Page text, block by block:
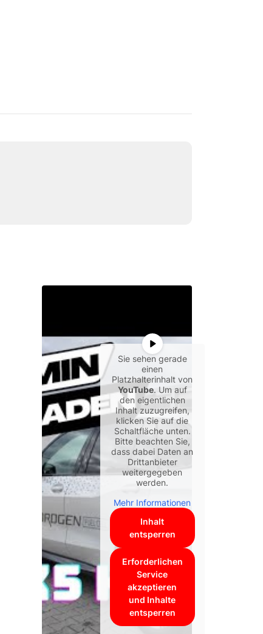
Sie sehen gerade
einen
Platzhalterinhalt von
YouTube. Um auf
den eigentlichen
Inhalt zuzugreifen,
klicken Sie auf die
Schaltfläche unten.
Bitte beachten Sie,
dass dabei Daten an
Drittanbieter
weitergegeben
werden.
Mehr Informationen
Inhalt
entsperren
Erforderlichen
Service
akzeptieren
und Inhalte
entsperren